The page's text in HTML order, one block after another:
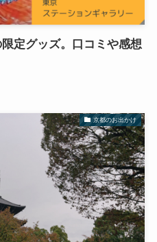
定グッズ。口コミや感想
京都のお出かけ